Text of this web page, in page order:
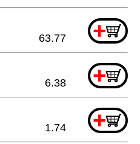
+
63.77
+
6.38
+
1.74